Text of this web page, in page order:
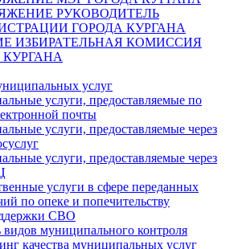
РУКОВОДИТЕЛЬ
ГОРОДА КУРГАНА
ИЗБИРАТЕЛЬНАЯ КОМИССИЯ
услуг
услуги, предоставляемые по
почты
услуги, предоставляемые через
услуги, предоставляемые через
услуги в сфере переданных
по опеке и попечительству
СВО
видов муниципального контроля
качества муниципальных услуг